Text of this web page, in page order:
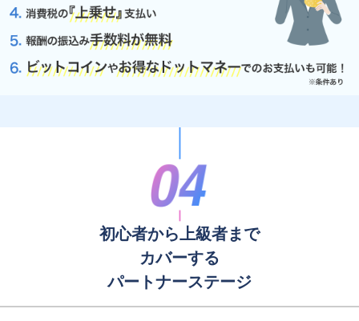
初心者から上級者まで
カバーする
パートナーステージ